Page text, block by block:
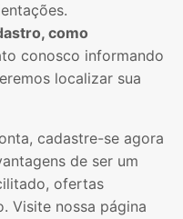
como
conosco informando
localizar sua
cadastre-se agora
de ser um
ofertas
Visite nossa página